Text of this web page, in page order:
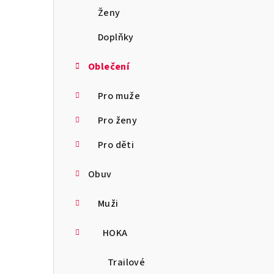
Ženy
Doplňky
Oblečení
Pro muže
Pro ženy
Pro děti
Obuv
Muži
HOKA
Trailové